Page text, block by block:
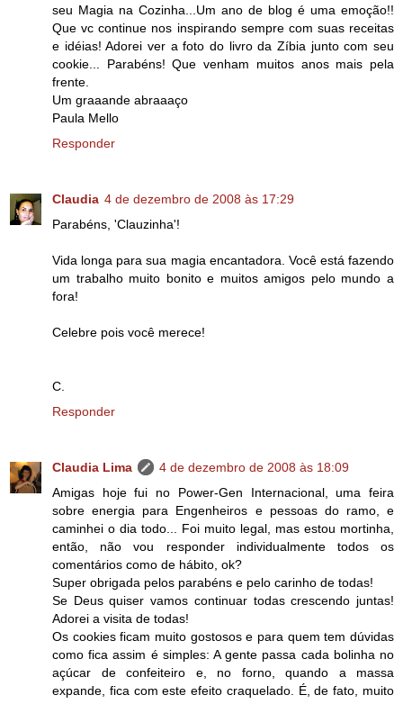
seu Magia na Cozinha...Um ano de blog é uma emoção!!
Que vc continue nos inspirando sempre com suas receitas
e idéias! Adorei ver a foto do livro da Zíbia junto com seu
cookie... Parabéns! Que venham muitos anos mais pela
frente.
Um graaande abraaaço
Paula Mello
Responder
Claudia 4 de dezembro de 2008 às 17:29
Parabéns, 'Clauzinha'!
Vida longa para sua magia encantadora. Você está fazendo
um trabalho muito bonito e muitos amigos pelo mundo a
fora!
Celebre pois você merece!
C.
Responder
Claudia Lima
4 de dezembro de 2008 às 18:09
Amigas hoje fui no Power-Gen Internacional, uma feira
sobre energia para Engenheiros e pessoas do ramo, e
caminhei o dia todo... Foi muito legal, mas estou mortinha,
então, não vou responder individualmente todos os
comentários como de hábito, ok?
Super obrigada pelos parabéns e pelo carinho de todas!
Se Deus quiser vamos continuar todas crescendo juntas!
Adorei a visita de todas!
Os cookies ficam muito gostosos e para quem tem dúvidas
como fica assim é simples: A gente passa cada bolinha no
açúcar de confeiteiro e, no forno, quando a massa
expande, fica com este efeito craquelado. É, de fato, muito